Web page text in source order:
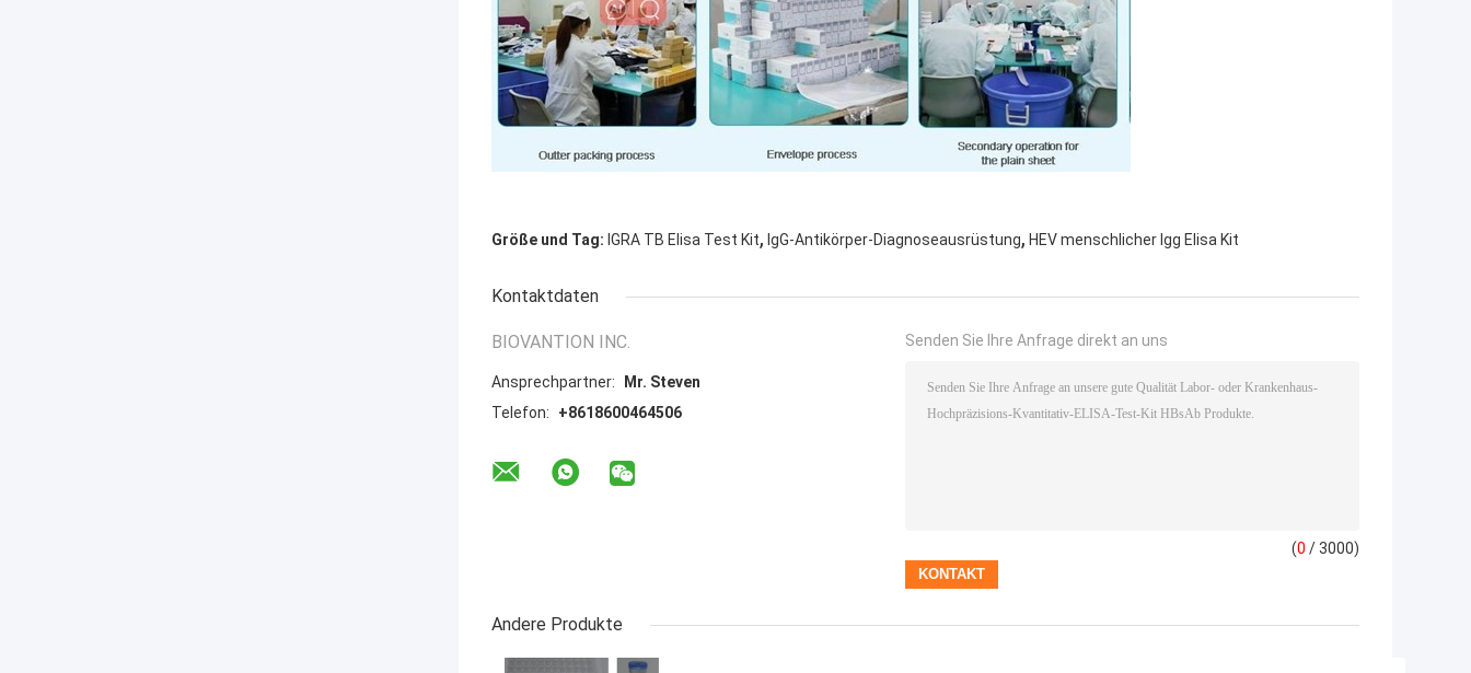
Größe und Tag: IGRA TB Elisa Test Kit, IgG-Antikörper-Diagnoseausrüstung, HEV menschlicher Igg Elisa Kit
Kontaktdaten
BIOVANTION INC.
Ansprechpartner:
Mr. Steven
Telefon:
+8618600464506
Senden Sie Ihre Anfrage direkt an uns
(0 / 3000)
Andere Produkte